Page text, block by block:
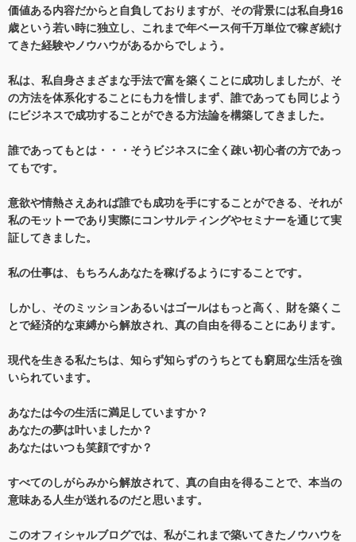
価値ある内容だからと自負しておりますが、その背景には私自身16
歳という若い時に独立し、これまで年ベース何千万単位で稼ぎ続け
てきた経験やノウハウがあるからでしょう。
私は、私自身さまざまな手法で富を築くことに成功しましたが、そ
の方法を体系化することにも力を惜しまず、誰であっても同じよう
にビジネスで成功することができる方法論を構築してきました。
誰であってもとは・・・そうビジネスに全く疎い初心者の方であっ
てもです。
意欲や情熱さえあれば誰でも成功を手にすることができる、それが
私のモットーであり実際にコンサルティングやセミナーを通じて実
証してきました。
私の仕事は、もちろんあなたを稼げるようにすることです。
しかし、そのミッションあるいはゴールはもっと高く、財を築くこ
とで経済的な束縛から解放され、真の自由を得ることにあります。
現代を生きる私たちは、知らず知らずのうちとても窮屈な生活を強
いられています。
あなたは今の生活に満足していますか？
あなたの夢は叶いましたか？
あなたはいつも笑顔ですか？
すべてのしがらみから解放されて、真の自由を得ることで、本当の
意味ある人生が送れるのだと思います。
このオフィシャルブログでは、私がこれまで築いてきたノウハウを